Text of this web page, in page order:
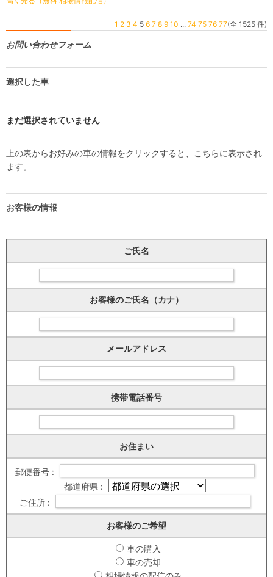
1 2 3 4 5 6 7 8 9 10 ... 74 75 76 77(全 1525 件)
お問い合わせフォーム
選択した車
まだ選択されていません
上の表からお好みの車の情報をクリックすると、こちらに表示され
ます。
お客様の情報
ご氏名
お客様のご氏名（カナ）
メールアドレス
携帯電話番号
お住まい
郵便番号 :
都道府県 :
ご住所 :
お客様のご希望
車の購入
車の売却